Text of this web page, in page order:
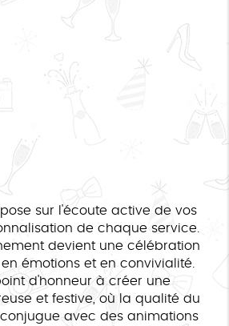
sur l'écoute active de vos
de chaque service.
devient une célébration
émotions et en convivialité.
d'honneur à créer une
et festive, où la qualité du
avec des animations